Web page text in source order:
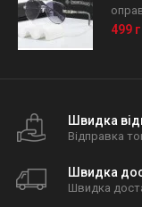
499
Швидка
Відправка
Швидка
Швидка